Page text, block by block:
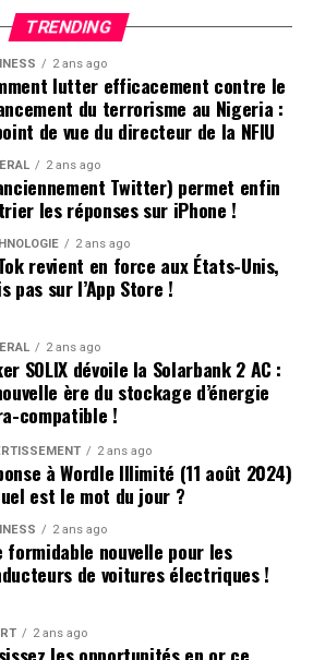
sportive mondiale. Entre 2017 et
de l’industrie sportive en Chine
une croissance annuelle moyenne
13,5 %. En comparaison, Hong
augmentation modeste de
période. Cette disparité soulève
mesures que le gouvernement
adopter pour stimuler son propre
Soulevées par les
au Conseil législatif, plusieurs
concernant les initiatives du
Politiques Étrangères :
à s’inspirer des politiques
d’autres régions tout en tenant
locales. Des exemples incluent
sportif et la création d’un
favorise la consommation liée au
TRENDING
2 ans ago
lutter efficacement contre le
du terrorisme au Nigeria :
de vue du directeur de la NFIU
2 ans ago
Twitter) permet enfin
les réponses sur iPhone !
2 ans ago
revient en force aux États-Unis,
pas sur l’App Store !
2 ans ago
SOLIX dévoile la Solarbank 2 AC :
ère du stockage d’énergie
compatible !
2 ans ago
à Wordle Illimité (11 août 2024)
est le mot du jour ?
2 ans ago
formidable nouvelle pour les
de voitures électriques !
2 ans ago